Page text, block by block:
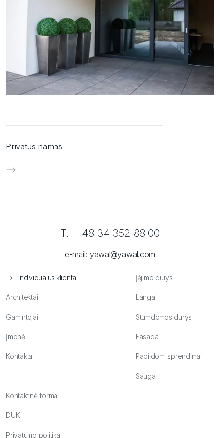
Privatus namas
Individualūs klientai
Architektai
Gamintojai
Įmonė
Kontaktai
Įėjimo durys
Langai
Stumdomos durys
Fasadai
Papildomi sprendimai
Sauga
Kontaktinė forma
DUK
Privatumo politika
T. + 48 34 352 88 00
e-mail: yawal@yawal.com